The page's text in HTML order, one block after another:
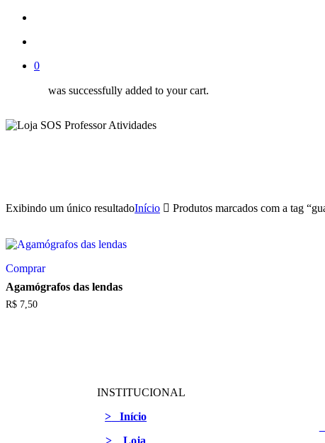
0
was successfully added to your cart.
Exibindo um único resultadoInício Produtos marcados com a tag
Comprar
Agamógrafos das lendas
R$ 7,50
INSTITUCIONAL
>
Início
>
Loja